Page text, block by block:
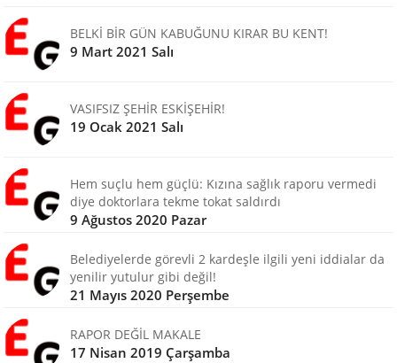
BELKİ BİR GÜN KABUĞUNU KIRAR BU KENT!
9 Mart 2021 Salı
VASIFSIZ ŞEHİR ESKİŞEHİR!
19 Ocak 2021 Salı
Hem suçlu hem güçlü: Kızına sağlık raporu vermedi
diye doktorlara tekme tokat saldırdı
9 Ağustos 2020 Pazar
Belediyelerde görevli 2 kardeşle ilgili yeni iddialar da
yenilir yutulur gibi değil!
21 Mayıs 2020 Perşembe
RAPOR DEĞİL MAKALE
17 Nisan 2019 Çarşamba